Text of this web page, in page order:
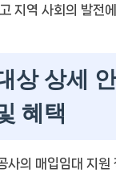
지역 사회의 발전
상 상세
혜택
사의 매입임대 지원